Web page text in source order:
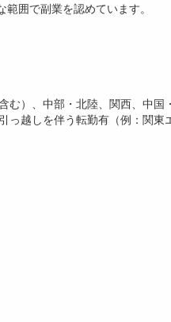
囲で副業を認めています。
む）、中部・北陸、関西、中
っ越しを伴う転勤有（例：関